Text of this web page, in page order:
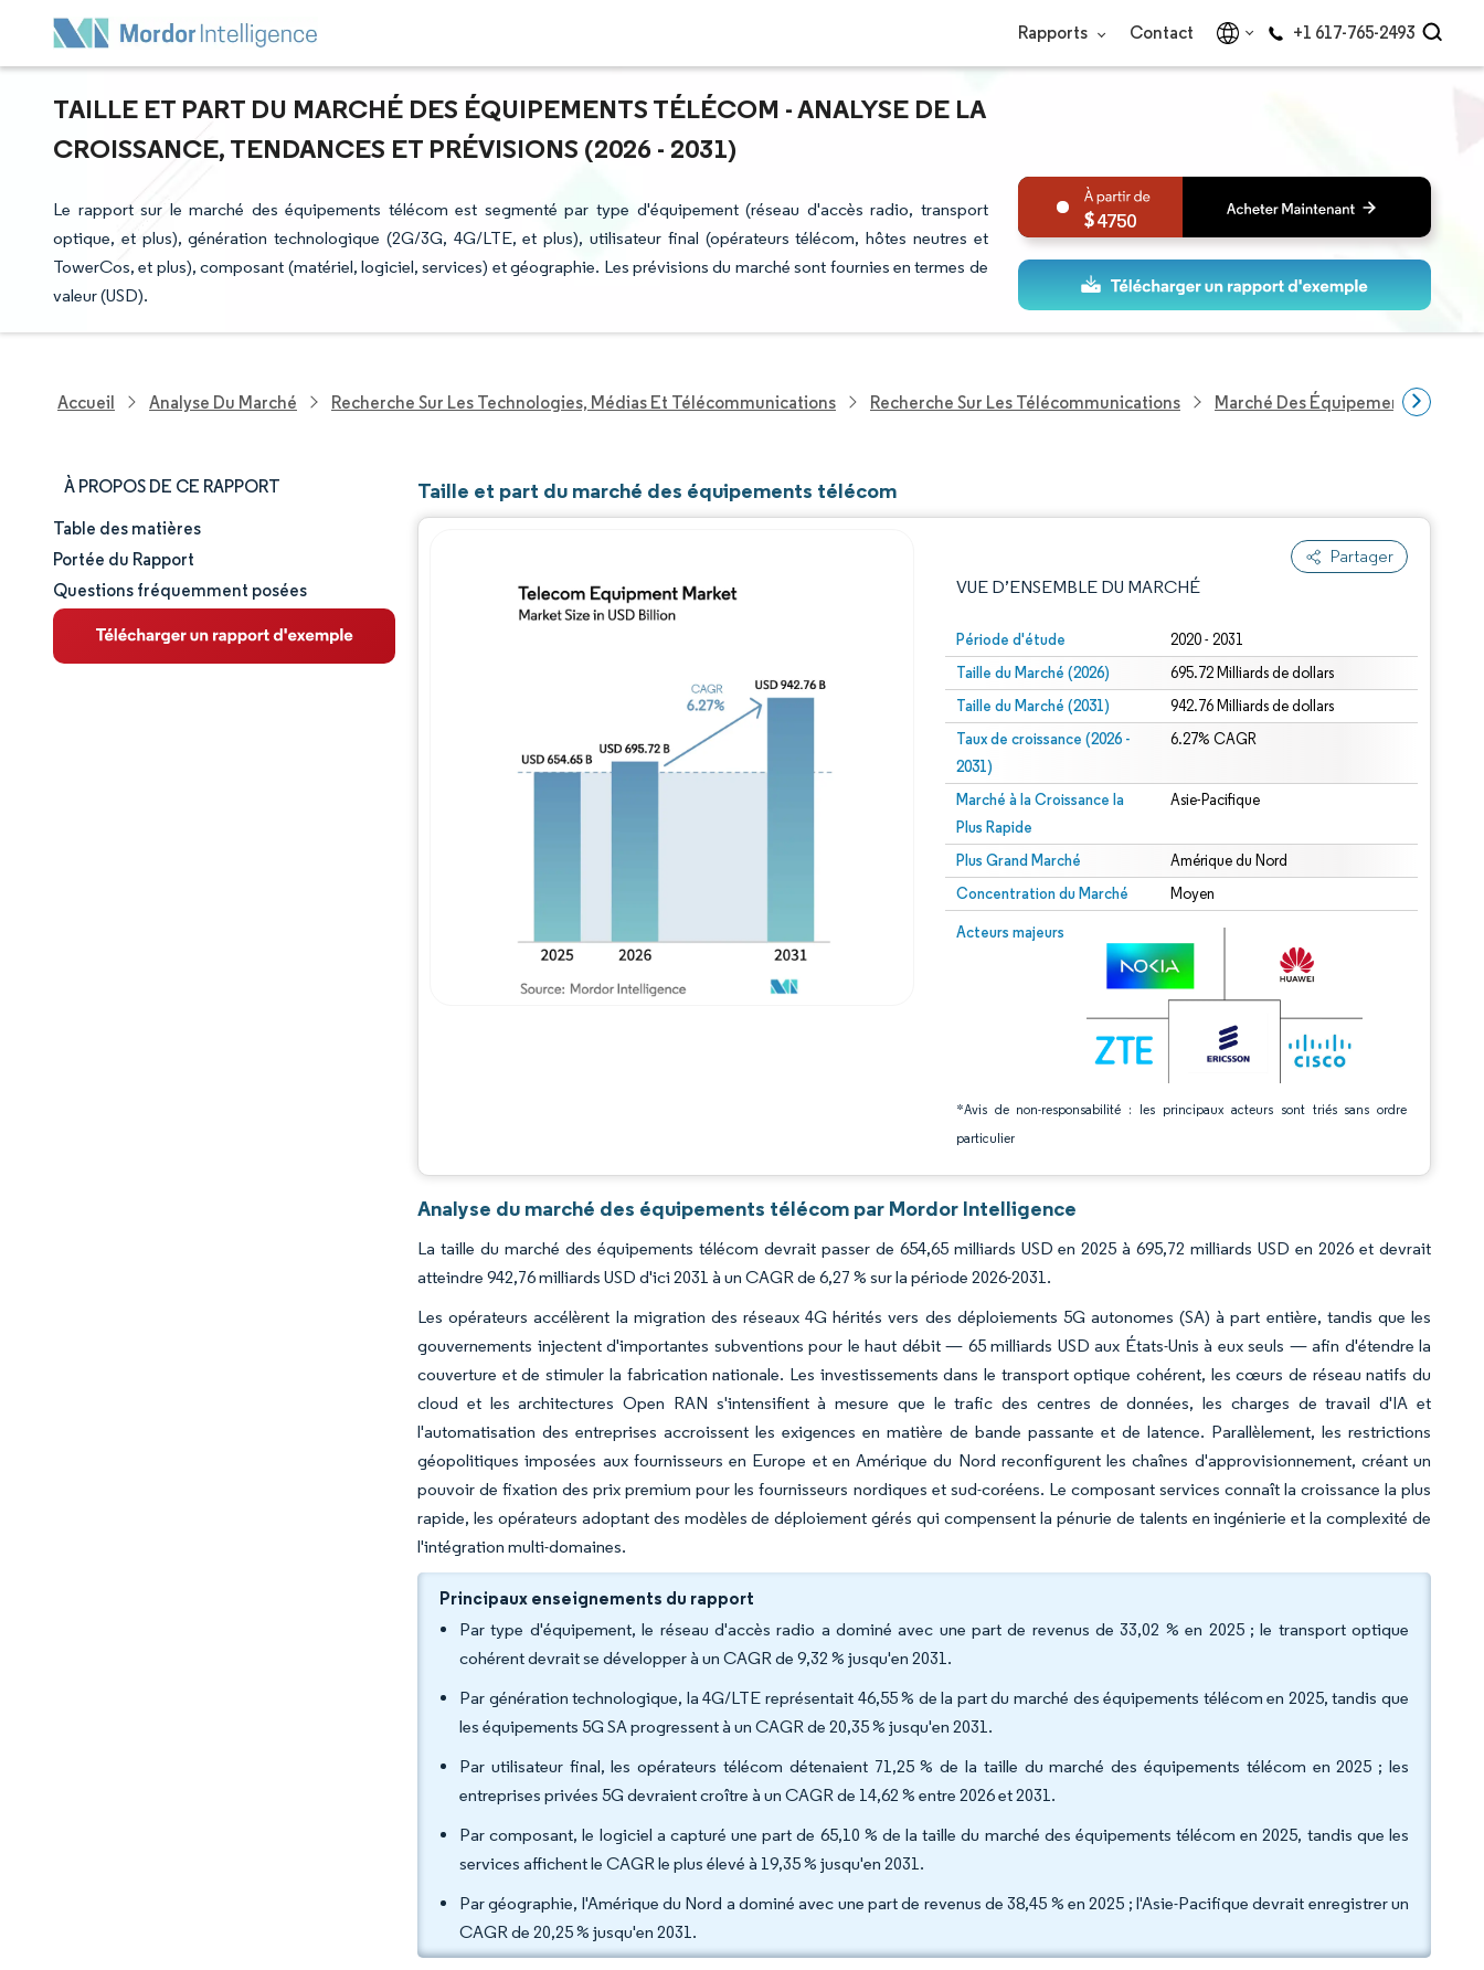
Rapports Contact +1 617-765-2493
TAILLE ET PART DU MARCHÉ DES ÉQUIPEMENTS TÉLÉCOM - ANALYSE DE LA
CROISSANCE, TENDANCES ET PRÉVISIONS (2026 - 2031)
Le rapport sur le marché des équipements télécom est segmenté par type d'équipement (réseau d'accès radio, transport
optique, et plus), génération technologique (2G/3G, 4G/LTE, et plus), utilisateur final (opérateurs télécom, hôtes neutres et
TowerCos, et plus), composant (matériel, logiciel, services) et géographie. Les prévisions du marché sont fournies en termes de
valeur (USD).
4750
Accueil Analyse Du Marché Recherche Sur Les Technologies, Médias Et Télécommunications Recherche Sur Les Télécommunications Marché Des Équipements
À PROPOS DE CE RAPPORT
Taille et part de marché
Analyse du marché
Tendances et perspectives
Table des matières
Portée du Rapport
Questions fréquemment posées
Taille et part du marché des équipements télécom
Partager
VUE D’ENSEMBLE DU MARCHÉ
Période d'étude 2020 - 2031
Taille du Marché (2026) 695.72 Milliards de dollars
Taille du Marché (2031) 942.76 Milliards de dollars
Taux de croissance (2026 -
2031)
6.27% CAGR
Marché à la Croissance la
Plus Rapide
Asie-Pacifique
Plus Grand Marché Amérique du Nord
Concentration du Marché Moyen
Acteurs majeurs
*Avis de non-responsabilité : les principaux acteurs sont triés sans ordre
particulier
Image © Mordor Intelligence. La réutilisation nécessite une attribution sous CC BY 4.0.
Image © Mordor Intelligence. La réutilisation nécessite une attribution sous CC BY 4.0.
Analyse du marché des équipements télécom par Mordor Intelligence
La taille du marché des équipements télécom devrait passer de 654,65 milliards USD en 2025 à 695,72 milliards USD en 2026 et devrait
atteindre 942,76 milliards USD d'ici 2031 à un CAGR de 6,27 % sur la période 2026-2031.
Les opérateurs accélèrent la migration des réseaux 4G hérités vers des déploiements 5G autonomes (SA) à part entière, tandis que les
gouvernements injectent d'importantes subventions pour le haut débit — 65 milliards USD aux États-Unis à eux seuls — afin d'étendre la
couverture et de stimuler la fabrication nationale. Les investissements dans le transport optique cohérent, les cœurs de réseau natifs du
cloud et les architectures Open RAN s'intensifient à mesure que le trafic des centres de données, les charges de travail d'IA et
l'automatisation des entreprises accroissent les exigences en matière de bande passante et de latence. Parallèlement, les restrictions
géopolitiques imposées aux fournisseurs en Europe et en Amérique du Nord reconfigurent les chaînes d'approvisionnement, créant un
pouvoir de fixation des prix premium pour les fournisseurs nordiques et sud-coréens. Le composant services connaît la croissance la plus
rapide, les opérateurs adoptant des modèles de déploiement gérés qui compensent la pénurie de talents en ingénierie et la complexité de
l'intégration multi-domaines.
Principaux enseignements du rapport
Par type d'équipement, le réseau d'accès radio a dominé avec une part de revenus de 33,02 % en 2025 ; le transport optique
cohérent devrait se développer à un CAGR de 9,32 % jusqu'en 2031.
Par génération technologique, la 4G/LTE représentait 46,55 % de la part du marché des équipements télécom en 2025, tandis que
les équipements 5G SA progressent à un CAGR de 20,35 % jusqu'en 2031.
Par utilisateur final, les opérateurs télécom détenaient 71,25 % de la taille du marché des équipements télécom en 2025 ; les
entreprises privées 5G devraient croître à un CAGR de 14,62 % entre 2026 et 2031.
Par composant, le logiciel a capturé une part de 65,10 % de la taille du marché des équipements télécom en 2025, tandis que les
services affichent le CAGR le plus élevé à 19,35 % jusqu'en 2031.
Par géographie, l'Amérique du Nord a dominé avec une part de revenus de 38,45 % en 2025 ; l'Asie-Pacifique devrait enregistrer un
CAGR de 20,25 % jusqu'en 2031.